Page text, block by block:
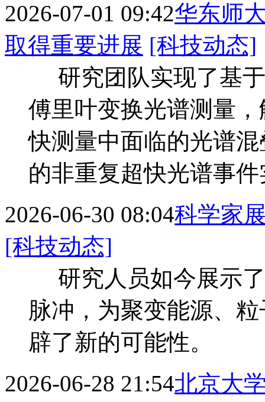
2026-07-01 09:42华东师
取得重要进展 [科技动态]
研究团队实现了基
傅里叶变换光谱测量
快测量中面临的光谱
的非重复超快光谱事
2026-06-30 08:04科学家
[科技动态]
研究人员如今展示
脉冲，为聚变能源、
辟了新的可能性。
2026-06-28 21:54北京大